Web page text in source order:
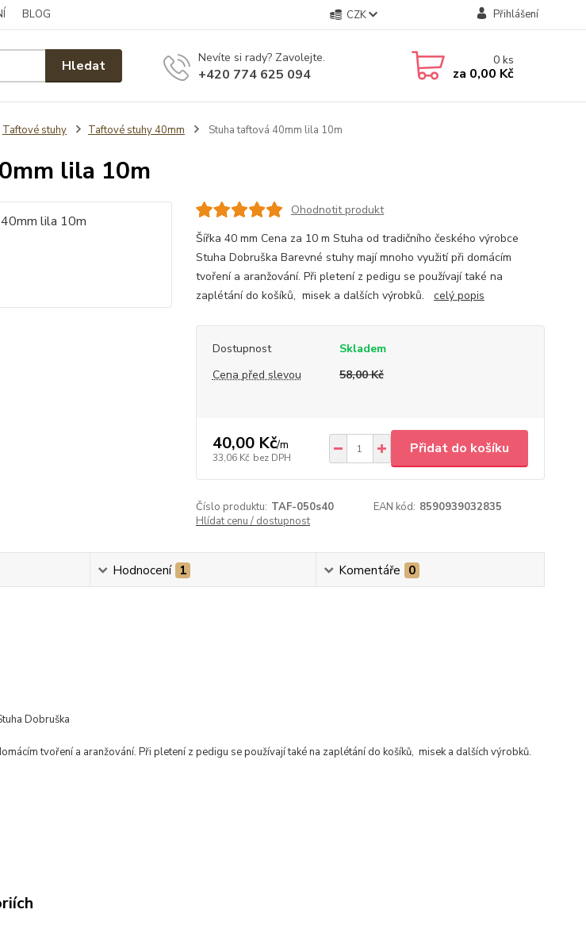
BLOG CZK Přihlášení
Hledat Nevíte si rady? Zavolejte.
+420 774 625 094
0ks
za 0,00 Kč
Taftové stuhy Taftové stuhy 40mm Stuha taftová 40mm lila 10m
lila 10m
Ohodnotit produkt
Šířka 40 mm Cena za 10 m Stuha od tradičního českého výrobce
Stuha Dobruška Barevné stuhy mají mnoho využití při domácím
tvoření a aranžování. Při pletení z pedigu se používají také na
zaplétání do košíků, misek a dalších výrobků. celý popis
Dostupnost
Skladem
Cena před slevou
58,00 Kč
40,00 Kč/m
33,06 Kč bez DPH
Přidat do košíku
Číslo produktu: TAF-050s40 EAN kód: 8590939032835
Hlídat cenu / dostupnost
Hodnocení 1 Komentáře 0
Dobruška
tvoření a aranžování. Při pletení z pedigu se používají také na zaplétání do košíků, misek a dalších výrobků.